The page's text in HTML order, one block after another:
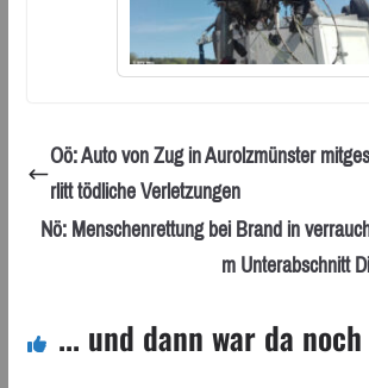
Oö: Auto von Zug in Aurolzmünster
rlitt tödliche Verletzungen
Nö: Menschenrettung bei Brand in
m Unterabschnitt
... und dann war da noch